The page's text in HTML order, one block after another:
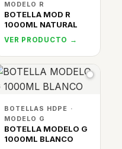
MODELO R
BOTELLA MOD R
1000ML NATURAL
VER PRODUCTO →
BOTELLAS HDPE ·
MODELO G
BOTELLA MODELO G
1000ML BLANCO